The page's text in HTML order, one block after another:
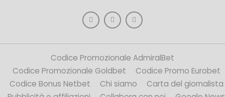
Codice Promozionale AdmiralBet
Codice Promozionale Goldbet
Codice Promo Eurobet
Codice Bonus Netbet
Chi siamo
Carta del giornalista